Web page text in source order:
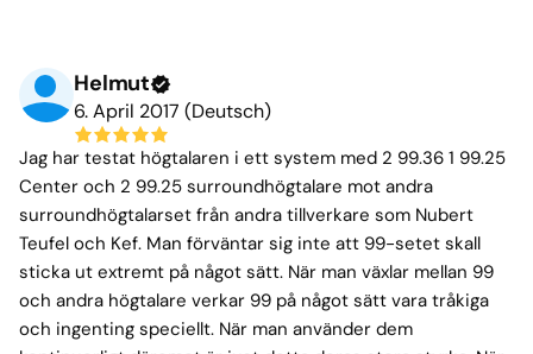
Helmut
6. April 2017 (Deutsch)
Jag har testat högtalaren i ett system med 2 99.36 1 99.25
Center och 2 99.25 surroundhögtalare mot andra
surroundhögtalarset från andra tillverkare som Nubert
Teufel och Kef. Man förväntar sig inte att 99-setet skall
sticka ut extremt på något sätt. När man växlar mellan 99
och andra högtalare verkar 99 på något sätt vara tråkiga
och ingenting speciellt. När man använder dem